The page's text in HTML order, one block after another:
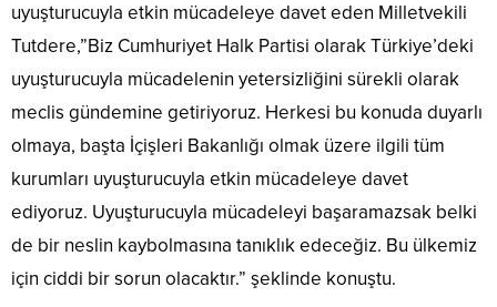
uyuşturucuyla etkin mücadeleye davet eden Milletvekili
Tutdere,”Biz Cumhuriyet Halk Partisi olarak Türkiye’deki
uyuşturucuyla mücadelenin yetersizliğini sürekli olarak
meclis gündemine getiriyoruz. Herkesi bu konuda duyarlı
olmaya, başta İçişleri Bakanlığı olmak üzere ilgili tüm
kurumları uyuşturucuyla etkin mücadeleye davet
ediyoruz. Uyuşturucuyla mücadeleyi başaramazsak belki
de bir neslin kaybolmasına tanıklık edeceğiz. Bu ülkemiz
için ciddi bir sorun olacaktır.” şeklinde konuştu.